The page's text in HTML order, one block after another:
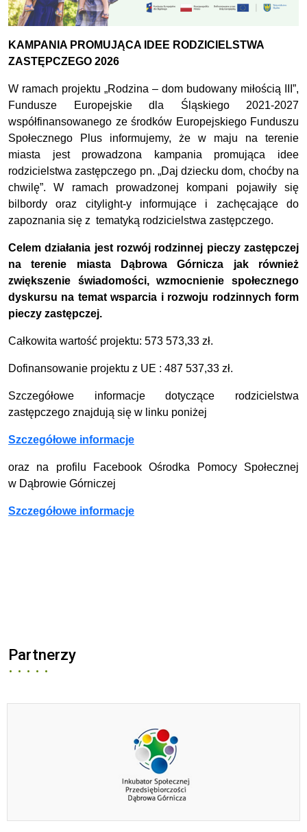
KAMPANIA PROMUJĄCA IDEE RODZICIELSTWA
ZASTĘPCZEGO 2026
W ramach projektu „Rodzina – dom budowany miłością III”,
Fundusze Europejskie dla Śląskiego 2021-2027
współfinansowanego ze środków Europejskiego Funduszu
Społecznego Plus informujemy, że w maju na terenie
miasta jestprowadzona kampania promująca idee
rodzicielstwa zastępczego pn. „Daj dziecku dom, choćby na
chwilę”. W ramach prowadzonej kompani pojawiłysię
bilbordyoraz citylight-y
informujące i zachęcające do
zapoznania się z tematyką rodzicielstwa zastępczego.
Celem działania jest rozwój rodzinnej pieczy zastępczej
na terenie miasta Dąbrowa Górnicza jak również
zwiększenie świadomości, wzmocnienie społecznego
dyskursu na temat wsparcia i rozwoju rodzinnych form
pieczy zastępczej.
Całkowita wartość projektu: 573 573,33 zł.
Dofinansowanie projektu z UE : 487 537,33 zł.
Szczegółowe informacje dotyczące rodzicielstwa
zastępczego znajdują się w linku poniżej
Szczegółowe informacje
oraz na profilu Facebook Ośrodka Pomocy Społecznej
w Dąbrowie Górniczej
Szczegółowe informacje
Partnerzy